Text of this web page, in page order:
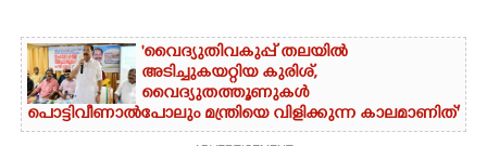
'വൈദ്യുതിവകുപ്പ് തലയിൽ
അടിച്ചുകയറ്റിയ കുരിശ്‌,
വൈദ്യുതത്തൂണുകൾ
പൊട്ടിവീണാൽപോലും മന്ത്രിയെ വിളിക്കുന്ന കാലമാണിത്'